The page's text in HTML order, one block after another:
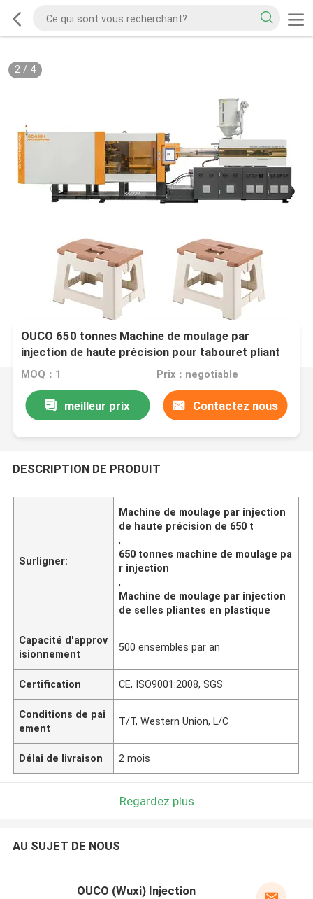
2/ 4
OUCO 650 tonnes Machine de moulage par
injection de haute précision pour tabouret pliant
en plastique
MOQ：1 Prix：negotiable
meilleur prix Contactez nous
DESCRIPTION DE PRODUIT
Surligner:
Machine de moulage par injection
de haute précision de 650 t
,
650 tonnes machine de moulage pa
r injection
,
Machine de moulage par injection
de selles pliantes en plastique
Capacité d'approv
isionnement
500 ensembles par an
Certification CE, ISO9001:2008, SGS
Conditions de pai
ement
T/T, Western Union, L/C
Délai de livraison 2 mois
Regardez plus
AU SUJET DE NOUS
OUCO (Wuxi) Injection